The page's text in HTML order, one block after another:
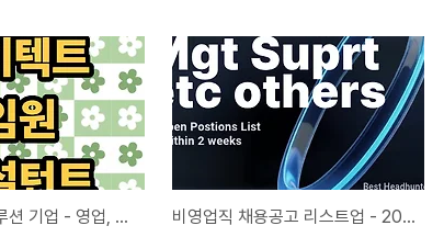
외국계 디마 솔루션 기업 - 영업, 임원, 컨설턴트, 아키텍트, 4개 포지션 오픈 (각1명) 비영업직 채용공고 리스트업 - 2026년 4월 현재, 총11개 기업, 32개 포지션 (오픈된지 2주 이내만 정리)